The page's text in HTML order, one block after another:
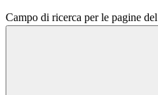
Campo di ricerca per le pagine